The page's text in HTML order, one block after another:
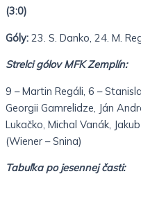
(3:0)
Góly: 23. S. Danko, 24. M.
Strelci gólov MFK Zemplín:
9 – Martin Regáli, 6 –
Georgii Gamrelidze, Ján
Lukačko, Michal Vanák,
(Wiener – Snina)
Tabuľka po jesennej časti: